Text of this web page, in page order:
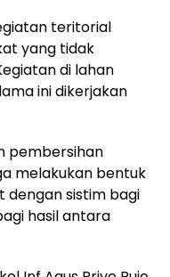
teritorial
yang tidak
di lahan
ini dikerjakan
pembersihan
melakukan bentuk
dengan sistim bagi
hasil antara